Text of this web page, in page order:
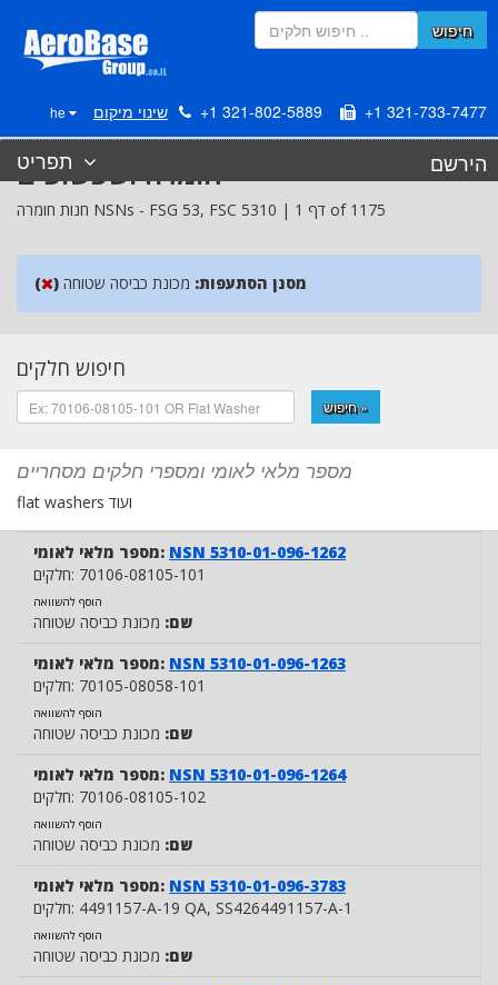
he שינוי מיקום +1 321-802-5889 +1 321-733-7477
חיפוש
הירשם חומרה ושפשופים
חנות חומרה NSNs - FSG 53, FSC 5310 | דף 1 of 1175
( ) מסנן הסתעפות: מכונת כביסה שטוחה
חיפוש חלקים
חיפוש »
מספר מלאי לאומי ומספרי חלקים מסחריים
flat washers ועוד
מספר מלאי לאומי: NSN 5310-01-096-1262
חלקים: 70106-08105-101
הוסף להשוואה
שם: מכונת כביסה שטוחה
מספר מלאי לאומי: NSN 5310-01-096-1263
חלקים: 70105-08058-101
הוסף להשוואה
שם: מכונת כביסה שטוחה
מספר מלאי לאומי: NSN 5310-01-096-1264
חלקים: 70106-08105-102
הוסף להשוואה
שם: מכונת כביסה שטוחה
מספר מלאי לאומי: NSN 5310-01-096-3783
חלקים: 4491157-A-19 QA, SS4264491157-A-1
הוסף להשוואה
שם: מכונת כביסה שטוחה